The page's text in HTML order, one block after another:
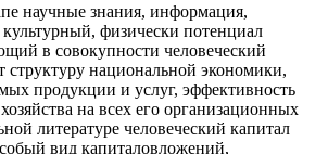
научные знания, информация,
физически потенциал
в совокупности человеческий
структуру национальной экономики,
продукции и услуг, эффективность
на всех его организационных
литературе человеческий капитал
вид капиталовложений,